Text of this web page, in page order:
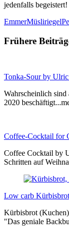
jedenfalls begeistert!
EmmerMüsliriegel
Frühere
Tonka-Sour by
Wahrscheinlich
2020
Coffee-Cocktail for
Coffee Cocktail by
Schritten auf
Low carb
Kürbisbrot (Kuchen)
"Das geniale